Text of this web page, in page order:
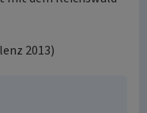
2013)